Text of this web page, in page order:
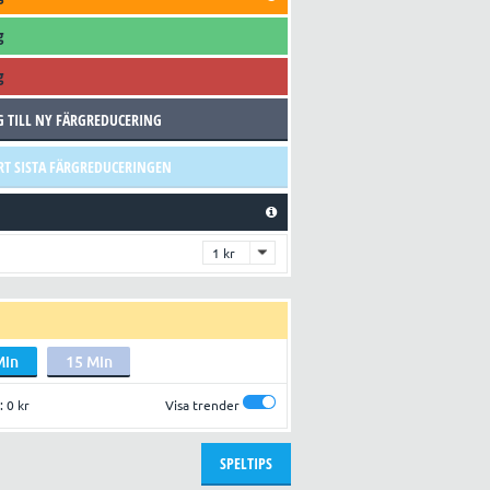
TILL NY FÄRGREDUCERING
SISTA FÄRGREDUCERINGEN
15 Min
0 kr Visa trender
SPELTIPS